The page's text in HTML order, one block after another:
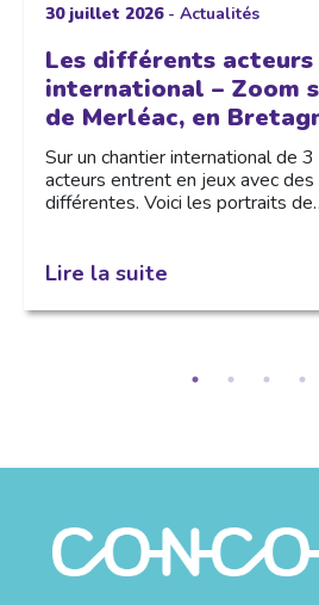
30 juillet 2026- Actualités
Les différents acteurs
international – Zoom
de Merléac, en
Sur un chantier international de
acteurs entrent en jeux avec des
différentes. Voici les portraits
Lire la suite